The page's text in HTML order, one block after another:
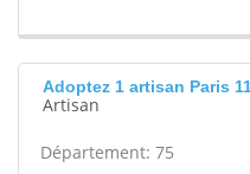
Adoptez 1 artisan Paris
Artisan
Département: 75